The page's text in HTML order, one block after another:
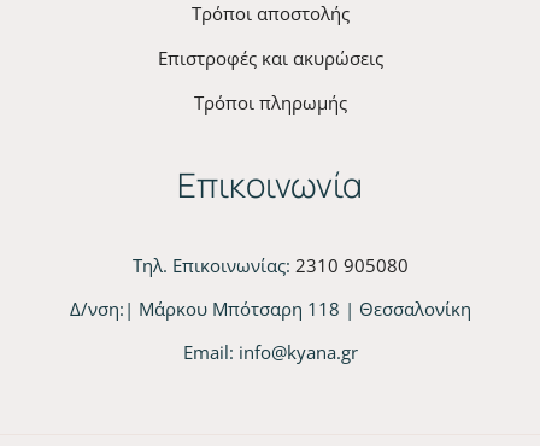
Τρόποι αποστολής
Επιστροφές και ακυρώσεις
Τρόποι πληρωμής
Επικοινωνία
Τηλ. Επικοινωνίας: 2310 905080
Δ/νση:| Μάρκου Μπότσαρη 118 | Θεσσαλονίκη
Email: info@kyana.gr